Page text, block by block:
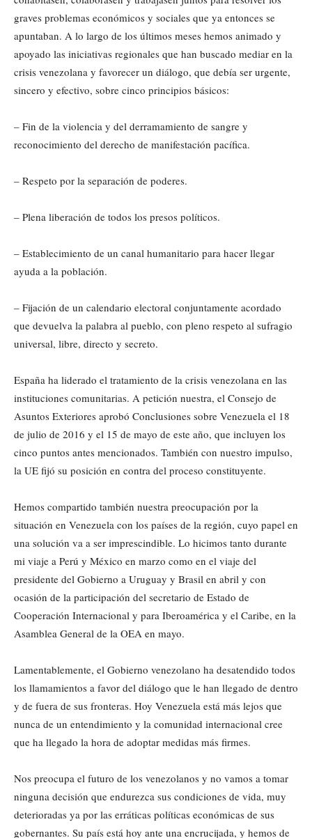
graves problemas económicos y sociales que ya entonces se
apuntaban. A lo largo de los últimos meses hemos animado y
apoyado las iniciativas regionales que han buscado mediar en la
crisis venezolana y favorecer un diálogo, que debía ser urgente,
sincero y efectivo, sobre cinco principios básicos:
– Fin de la violencia y del derramamiento de sangre y
reconocimiento del derecho de manifestación pacífica.
– Respeto por la separación de poderes.
– Plena liberación de todos los presos políticos.
– Establecimiento de un canal humanitario para hacer llegar
ayuda a la población.
– Fijación de un calendario electoral conjuntamente acordado
que devuelva la palabra al pueblo, con pleno respeto al sufragio
universal, libre, directo y secreto.
España ha liderado el tratamiento de la crisis venezolana en las
instituciones comunitarias. A petición nuestra, el Consejo de
Asuntos Exteriores aprobó Conclusiones sobre Venezuela el 18
de julio de 2016 y el 15 de mayo de este año, que incluyen los
cinco puntos antes mencionados. También con nuestro impulso,
la UE fijó su posición en contra del proceso constituyente.
Hemos compartido también nuestra preocupación por la
situación en Venezuela con los países de la región, cuyo papel en
una solución va a ser imprescindible. Lo hicimos tanto durante
mi viaje a Perú y México en marzo como en el viaje del
presidente del Gobierno a Uruguay y Brasil en abril y con
ocasión de la participación del secretario de Estado de
Cooperación Internacional y para Iberoamérica y el Caribe, en la
Asamblea General de la OEA en mayo.
Lamentablemente, el Gobierno venezolano ha desatendido todos
los llamamientos a favor del diálogo que le han llegado de dentro
y de fuera de sus fronteras. Hoy Venezuela está más lejos que
nunca de un entendimiento y la comunidad internacional cree
que ha llegado la hora de adoptar medidas más firmes.
Nos preocupa el futuro de los venezolanos y no vamos a tomar
ninguna decisión que endurezca sus condiciones de vida, muy
deterioradas ya por las erráticas políticas económicas de sus
gobernantes. Su país está hoy ante una encrucijada, y hemos de